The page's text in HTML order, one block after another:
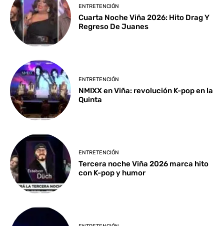
ENTRETENCIÓN
Cuarta Noche Viña 2026: Hito Drag Y
Regreso De Juanes
ENTRETENCIÓN
NMIXX en Viña: revolución K-pop en la
Quinta
ENTRETENCIÓN
Tercera noche Viña 2026 marca hito
con K-pop y humor